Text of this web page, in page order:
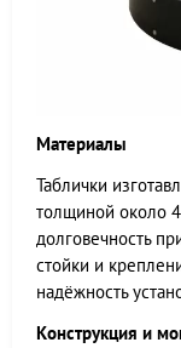
Материалы
Таблички
толщиной около
долговечность
стойки и
надёжность
Конструкция и